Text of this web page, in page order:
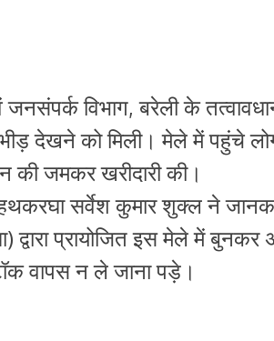
विभाग, बरेली के
भीड़ देखने को मिली। मेले में पहुंचे
की जमकर खरीदारी की।
सर्वेश कुमार शुक्ल ने
प्रायोजित इस मेले में बुनकर
वापस न ले जाना पड़े।